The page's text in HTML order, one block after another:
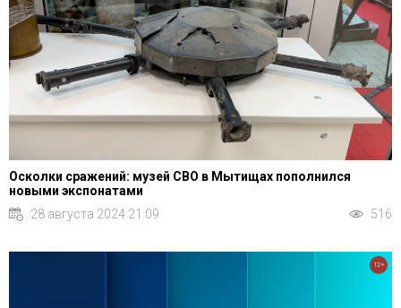
Осколки сражений: музей СВО в Мытищах пополнился
новыми экспонатами
28 августа 2024 21:09
516
12+